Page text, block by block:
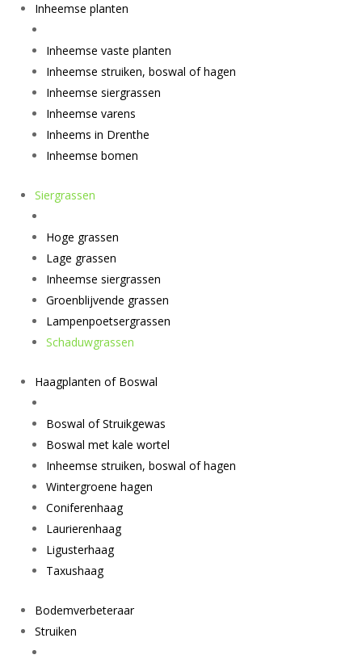
Inheemse planten
Inheemse vaste planten
Inheemse struiken, boswal of hagen
Inheemse siergrassen
Inheemse varens
Inheems in Drenthe
Inheemse bomen
Siergrassen
Hoge grassen
Lage grassen
Inheemse siergrassen
Groenblijvende grassen
Lampenpoetsergrassen
Schaduwgrassen
Haagplanten of Boswal
Boswal of Struikgewas
Boswal met kale wortel
Inheemse struiken, boswal of hagen
Wintergroene hagen
Coniferenhaag
Laurierenhaag
Ligusterhaag
Taxushaag
Bodemverbeteraar
Struiken